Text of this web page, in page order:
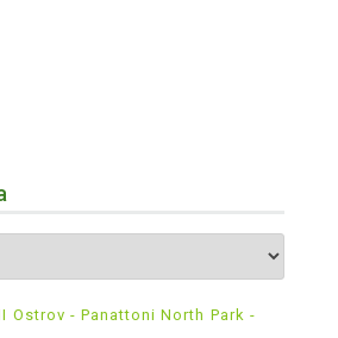
Ostrov - Panattoni North Park -